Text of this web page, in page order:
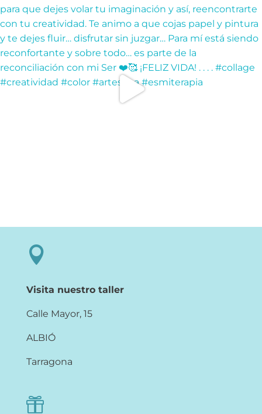

Visita nuestro taller
Calle Mayor, 15
ALBIÓ
Tarragona
